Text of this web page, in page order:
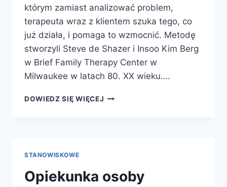
którym zamiast analizować problem,
terapeuta wraz z klientem szuka tego, co
już działa, i pomaga to wzmocnić. Metodę
stworzyli Steve de Shazer i Insoo Kim Berg
w Brief Family Therapy Center w
Milwaukee w latach 80. XX wieku….
DOWIEDZ SIĘ WIĘCEJ TERAPIA
PRZEWODNIK
PO
STANOWISKOWE
Opiekunka osoby